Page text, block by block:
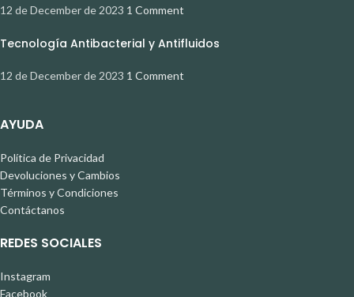
12 de December de 2023 1 Comment
Tecnología Antibacterial y Antifluidos
12 de December de 2023 1 Comment
AYUDA
Política de Privacidad
Devoluciones y Cambios
Términos y Condiciones
Contáctanos
REDES SOCIALES
Instagram
Facebook